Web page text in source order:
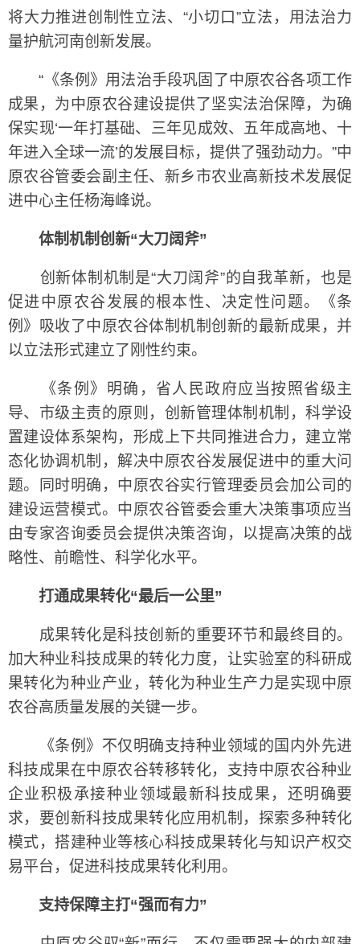
将大力推进创制性立法、“小切口”立法，用法治力
量护航河南创新发展。
“《条例》用法治手段巩固了中原农谷各项工作
成果，为中原农谷建设提供了坚实法治保障，为确
保实现‘一年打基础、三年见成效、五年成高地、十
年进入全球一流’的发展目标，提供了强劲动力。”中
原农谷管委会副主任、新乡市农业高新技术发展促
进中心主任杨海峰说。
体制机制创新“大刀阔斧”
创新体制机制是“大刀阔斧”的自我革新，也是
促进中原农谷发展的根本性、决定性问题。《条
例》吸收了中原农谷体制机制创新的最新成果，并
以立法形式建立了刚性约束。
《条例》明确，省人民政府应当按照省级主
导、市级主责的原则，创新管理体制机制，科学设
置建设体系架构，形成上下共同推进合力，建立常
态化协调机制，解决中原农谷发展促进中的重大问
题。同时明确，中原农谷实行管理委员会加公司的
建设运营模式。中原农谷管委会重大决策事项应当
由专家咨询委员会提供决策咨询，以提高决策的战
略性、前瞻性、科学化水平。
打通成果转化“最后一公里”
成果转化是科技创新的重要环节和最终目的。
加大种业科技成果的转化力度，让实验室的科研成
果转化为种业产业，转化为种业生产力是实现中原
农谷高质量发展的关键一步。
《条例》不仅明确支持种业领域的国内外先进
科技成果在中原农谷转移转化，支持中原农谷种业
企业积极承接种业领域最新科技成果，还明确要
求，要创新科技成果转化应用机制，探索多种转化
模式，搭建种业等核心科技成果转化与知识产权交
易平台，促进科技成果转化利用。
支持保障主打“强而有力”